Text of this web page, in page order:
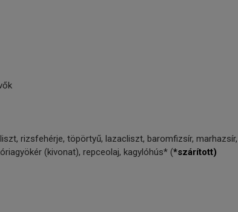
rizsfehérje, töpörtyű, lazacliszt, baromfizsír,
(kivonat), repceolaj, kagylóhús* (*szárított)